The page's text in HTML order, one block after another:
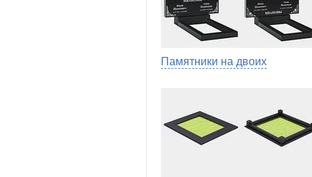
Памятники на двоих